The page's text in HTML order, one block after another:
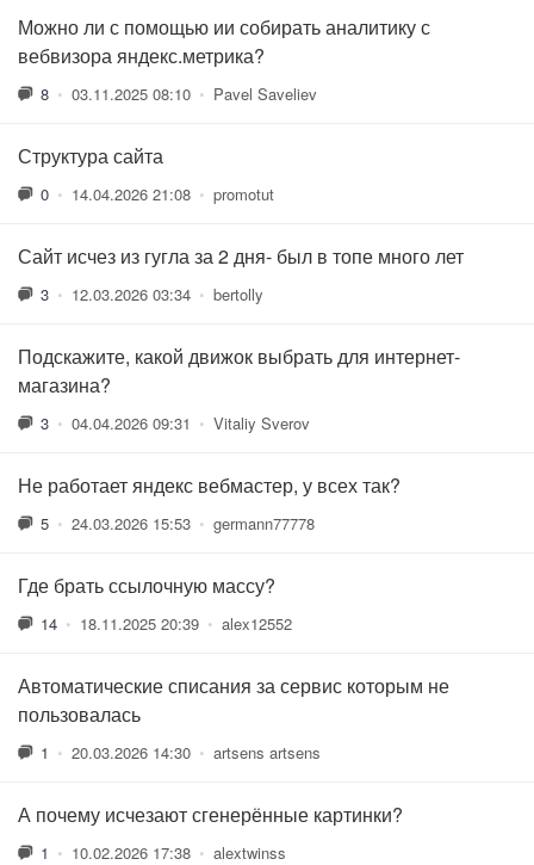
Можно ли с помощью ии собирать аналитику с
вебвизора яндекс.метрика?
8 • 03.11.2025 08:10 • Pavel Saveliev
Структура сайта
0 • 14.04.2026 21:08 • promotut
Сайт исчез из гугла за 2 дня- был в топе много лет
3 • 12.03.2026 03:34 • bertolly
Подскажите, какой движок выбрать для интернет-
магазина?
3 • 04.04.2026 09:31 • Vitaliy Sverov
Не работает яндекс вебмастер, у всех так?
5 • 24.03.2026 15:53 • germann77778
Где брать ссылочную массу?
14 • 18.11.2025 20:39 • alex12552
Автоматические списания за сервис которым не
пользовалась
1 • 20.03.2026 14:30 • artsens artsens
А почему исчезают сгенерённые картинки?
1 • 10.02.2026 17:38 • alextwinss